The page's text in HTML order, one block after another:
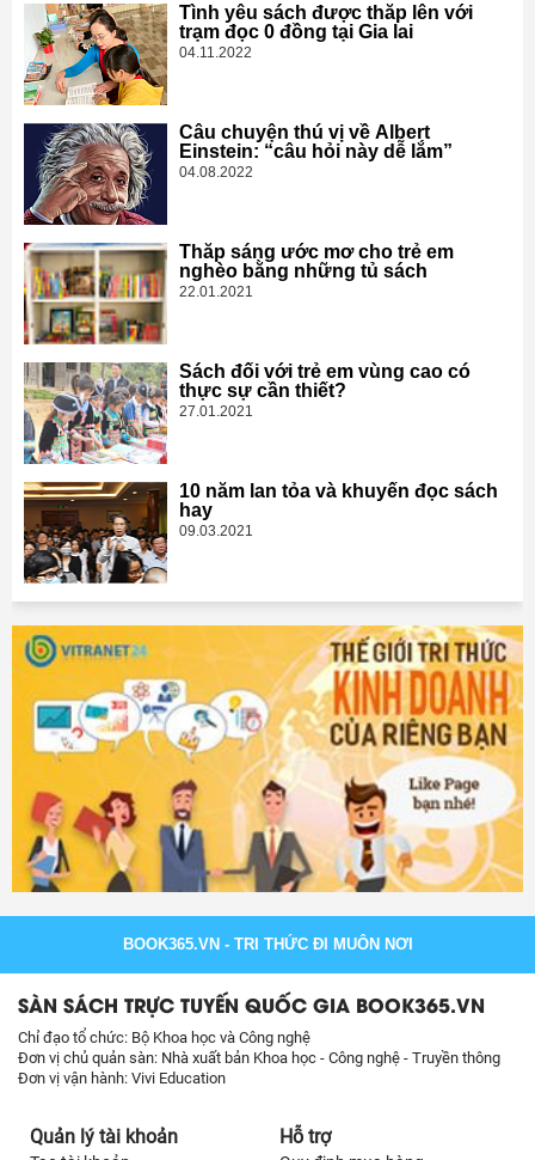
Tình yêu sách được thắp lên với
trạm đọc 0 đồng tại Gia lai
04.11.2022
Câu chuyện thú vị về Albert
Einstein: “câu hỏi này dễ lắm”
04.08.2022
Thắp sáng ước mơ cho trẻ em
nghèo bằng những tủ sách
22.01.2021
Sách đối với trẻ em vùng cao có
thực sự cần thiết?
27.01.2021
10 năm lan tỏa và khuyến đọc sách
hay
09.03.2021
BOOK365.VN - TRI THỨC ĐI MUÔN NƠI
SÀN SÁCH TRỰC TUYẾN QUỐC GIA BOOK365.VN
Chỉ đạo tổ chức: Bộ Khoa học và Công nghệ
Đơn vị chủ quản sàn: Nhà xuất bản Khoa học - Công nghệ - Truyền thông
Đơn vị vận hành: Vivi Education
Quản lý tài khoản Hỗ trợ